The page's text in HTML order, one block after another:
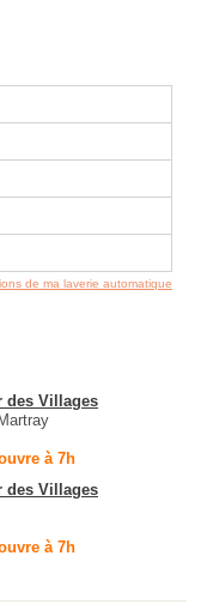
de ma laverie automatique
des Villages
à 7h
des Villages
à 7h